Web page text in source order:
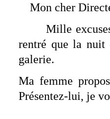
Mon cher
Mille
rentré que la nuit
galerie.
Ma femme
Présentez-lui, je